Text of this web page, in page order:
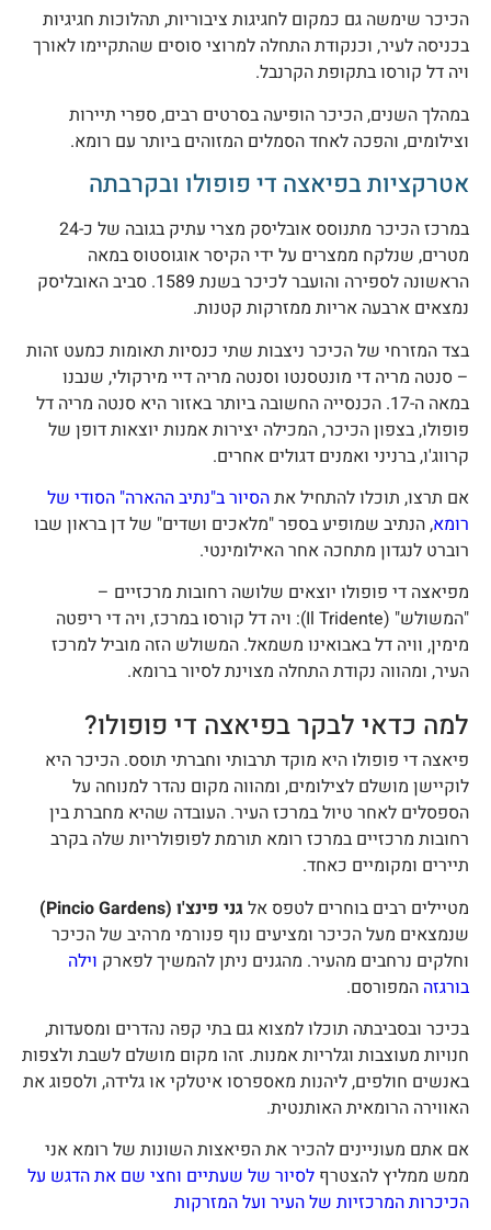
שימשה גם כמקום לחגיגות ציבוריות, תהלוכות חגיגיות
לעיר, וכנקודת התחלה למרוצי סוסים שהתקיימו לאורך
דל קורסו בתקופת הקרנבל.
השנים, הכיכר הופיעה בסרטים רבים, ספרי תיירות
והפכה לאחד הסמלים המזוהים ביותר עם רומא.
בפיאצה די פופולו ובקרבתה
במרכז הכיכר מתנוסס אובליסק מצרי עתיק בגובה של כ-24
שנלקח ממצרים על ידי הקיסר אוגוסטוס במאה
הראשונה לספירה והועבר לכיכר בשנת 1589. סביב האובליסק
ארבעה אריות ממזרקות קטנות.
המזרחי של הכיכר ניצבות שתי כנסיות תאומות כמעט זהות
סנטה מריה די מונטסנטו וסנטה מריה דיי מירקולי, שנבנו
במאה ה-17. הכנסייה החשובה ביותר באזור היא סנטה מריה דל
בצפון הכיכר, המכילה יצירות אמנות יוצאות דופן של
ברניני ואמנים דגולים אחרים.
תרצו, תוכלו להתחיל אתהסיור ב"נתיב ההארה" הסודי של
, הנתיב שמופיע בספר "מלאכים ושדים" של דן בראון שבו
לנגדון מתחכה אחר האילומינטי.
די פופולו יוצאים שלושה רחובות מרכזיים –
"המשולש" (Il Tridente): ויה דל קורסו במרכז, ויה די ריפטה
וויה דל באבואינו משמאל. המשולש הזה מוביל למרכז
ומהווה נקודת התחלה מצוינת לסיור ברומא.
כדאי לבקר בפיאצה די פופולו?
די פופולו היא מוקד תרבותי וחברתי תוסס. הכיכר היא
מושלם לצילומים, ומהווה מקום נהדר למנוחה על
לאחר טיול במרכז העיר. העובדה שהיא מחברת בין
מרכזיים במרכז רומא תורמת לפופולריות שלה בקרב
ומקומיים כאחד.
רבים בוחרים לטפס אל גני פינצ'ו (Pincio Gardens)
מעל הכיכר ומציעים נוף פנורמי מרהיב של הכיכר
נרחבים מהעיר. מהגנים ניתן להמשיך לפארקוילה
המפורסם.
ובסביבתה תוכלו למצוא גם בתי קפה נהדרים ומסעדות,
מעוצבות וגלריות אמנות. זהו מקום מושלם לשבת ולצפות
חולפים, ליהנות מאספרסו איטלקי או גלידה, ולספוג את
הרומאית האותנטית.
אתם מעוניינים להכיר את הפיאצות השונות של רומא אני
ממליץ להצטרףלסיור של שעתיים וחצי שם את הדגש על
המרכזיות של העיר ועל המזרקות